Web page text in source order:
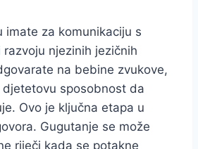
imate za komunikaciju s
njezinih jezičnih
na bebine zvukove,
sposobnost da
Ovo je ključna etapa u
Gugutanje se može
riječi kada se potakne